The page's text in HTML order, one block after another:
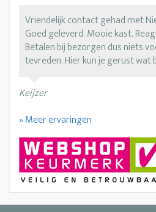
Vriendelijk contact gehad met
Goed geleverd. Mooie kast.
Betalen bij bezorgen dus niets
tevreden. Hier kun je gerust wat
Keijzer
» Meer ervaringen